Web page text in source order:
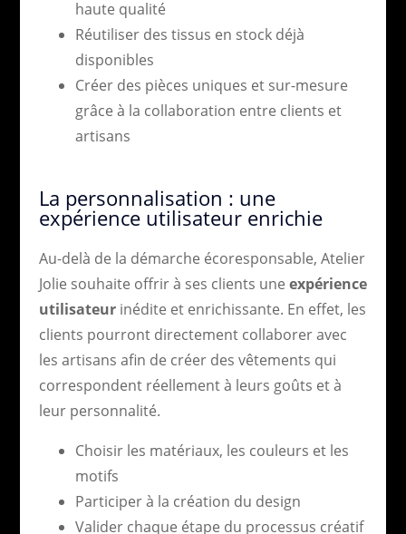
haute qualité
Réutiliser des tissus en stock déjà
disponibles
Créer des pièces uniques et sur-mesure
grâce à la collaboration entre clients et
artisans
La personnalisation : une
expérience utilisateur enrichie
Au-delà de la démarche écoresponsable, Atelier
Jolie souhaite offrir à ses clients une expérience
utilisateurinédite et enrichissante. En effet, les
clients pourront directement collaborer avec
les artisans afin de créer des vêtements qui
correspondent réellement à leurs goûts et à
leur personnalité.
Choisir les matériaux, les couleurs et les
motifs
Participer à la création du design
Valider chaque étape du processus créatif